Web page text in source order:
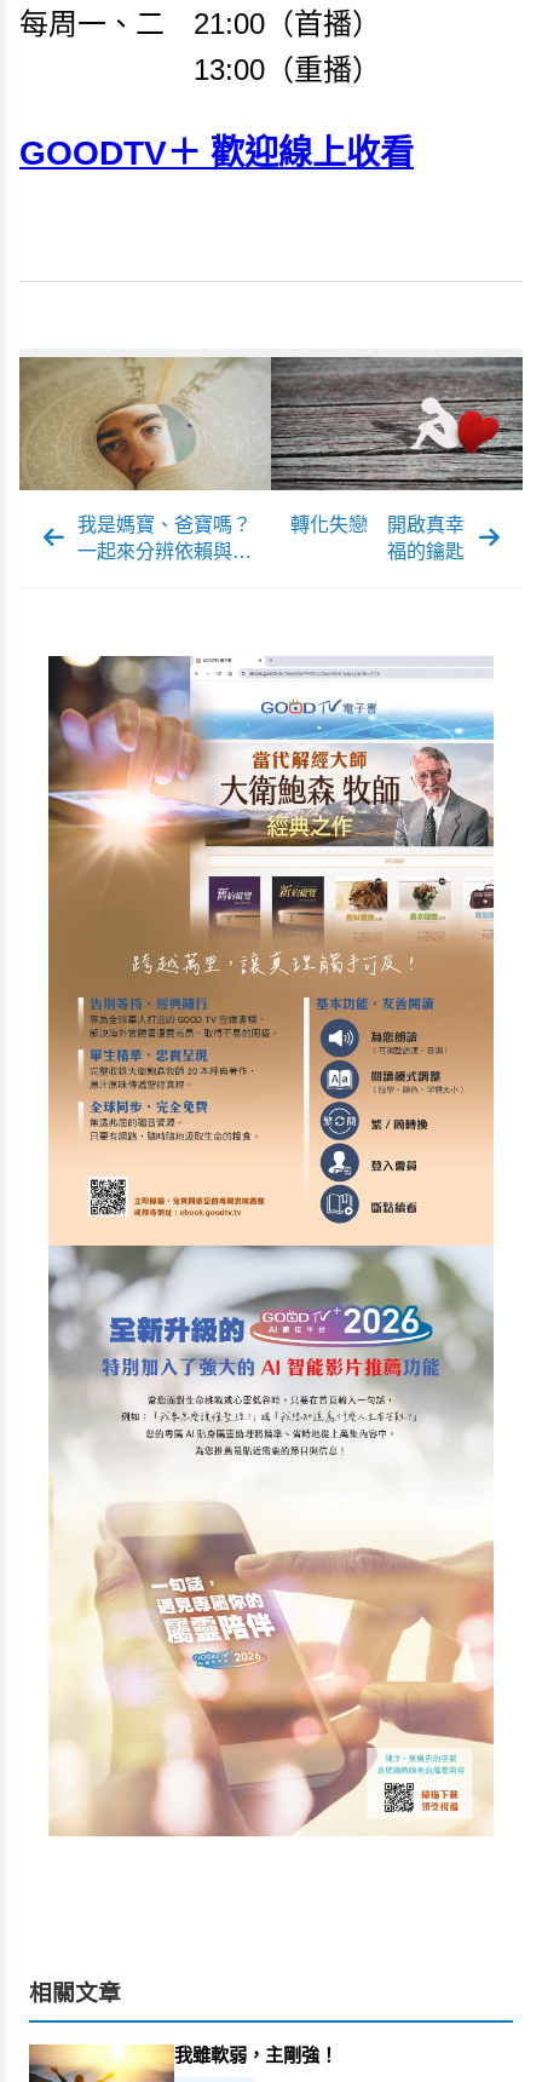
每周一、二 21:00（首播）
13:00（重播）
GOODTV＋ 歡迎線上收看
我是媽寶、爸寶嗎？
一起來分辨依賴與連
轉化失戀 開啟真幸
福的鑰匙
相關文章
我雖軟弱，主剛強！